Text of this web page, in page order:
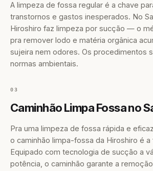
A limpeza de fossa regular é a chave
transtornos e gastos inesperados. No
Hiroshiro faz limpeza por sucção — o
pra remover lodo e matéria orgânica
sujeira nem odores. Os procedimentos
normas ambientais.
03
Caminhão Limpa Fossa no
Pra uma limpeza de fossa rápida e
o caminhão limpa-fossa da Hiroshiro é a
Equipado com tecnologia de sucção a
potência, o caminhão garante a